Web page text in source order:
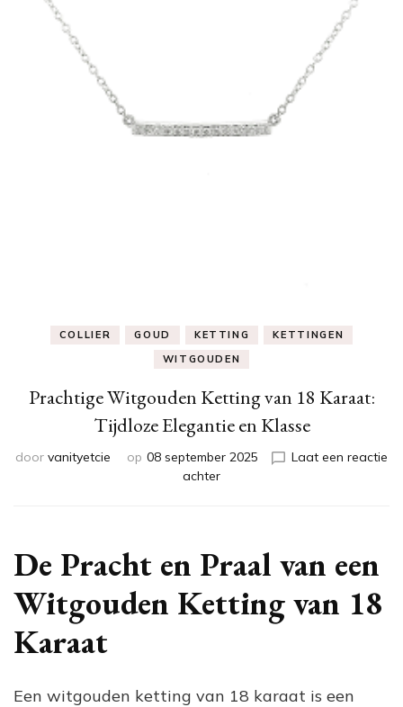
COLLIER GOUD KETTING
KETTINGEN
WITGOUDEN
Prachtige Witgouden Ketting van 18 Karaat:
Tijdloze Elegantie en Klasse
door vanityetcie op 08 september 2025
Laat een reactie
achterop
18
Tijdloze
Elegantie
De Pracht en Praal van een
Witgouden Ketting van 18
Karaat
Een witgouden ketting van 18 karaat is een